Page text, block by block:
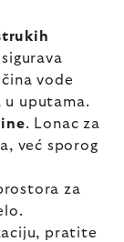
vode
u uputama.
. Lonac za
već sporog
za
pratite